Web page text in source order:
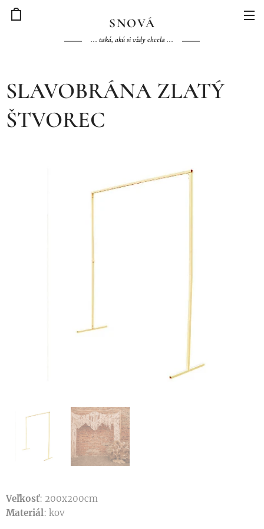
SNOVÁ
... taká, akú si vždy chcela ...
SLAVOBRÁNA ZLATÝ
ŠTVOREC
Veľkosť: 200x200cm
Materiál: kov